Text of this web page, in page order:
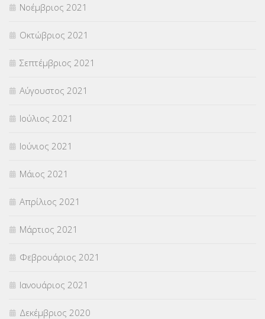
Νοέμβριος 2021
Οκτώβριος 2021
Σεπτέμβριος 2021
Αύγουστος 2021
Ιούλιος 2021
Ιούνιος 2021
Μάιος 2021
Απρίλιος 2021
Μάρτιος 2021
Φεβρουάριος 2021
Ιανουάριος 2021
Δεκέμβριος 2020